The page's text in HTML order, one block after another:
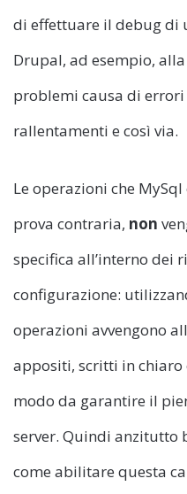
di effettuare il debug di
Drupal, ad esempio,
problemi causa di
rallentamenti e così via.
Le operazioni che
prova contraria, non
specifica all’interno dei
configurazione:
operazioni avvengono
appositi, scritti in
modo da garantire il
server. Quindi anzitutto
come abilitare questa